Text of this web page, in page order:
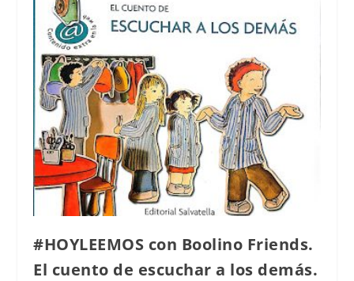
#HOYLEEMOS con Boolino Friends.
El cuento de escuchar a los demás.